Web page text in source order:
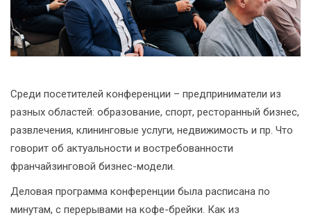
Среди посетителей конференции – предприниматели из
разных областей: образование, спорт, ресторанный бизнес,
развлечения, клининговые услуги, недвижимость и пр. Что
говорит об актуальности и востребованности
франчайзинговой бизнес-модели.
Деловая программа конференции была расписана по
минутам, с перерывами на кофе-брейки. Как из